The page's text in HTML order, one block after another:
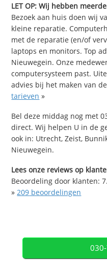
LET OP: Wij hebben
Bezoek aan huis doen wij
kleine reparatie.
met de reparatie (en/of
laptops en monitors. Top
Nieuwegein. Onze
computersysteem past.
advies bij het maken van
tarieven »
Bel deze middag nog met
direct. Wij helpen U in de
ook in: Utrecht, Zeist,
Nieuwegein.
Lees onze reviews op
Beoordeling door klanten:
» 209 beoordelingen